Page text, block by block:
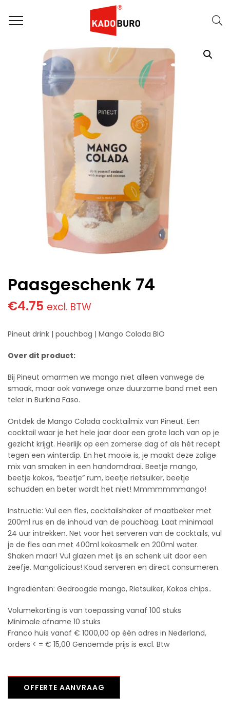
Home Paasgeschenken Paasgeschenk 74
Paasgeschenk 74
€4.75 excl. BTW
Pineut drink | pouchbag | Mango Colada BIO
Over dit product:
Bij Pineut omarmen we mango niet alleen vanwege de
smaak, maar ook vanwege onze duurzame band met een
teler in Burkina Faso.
Ontdek de Mango Colada cocktailmix van Pineut. Een
cocktail waar je het hele jaar door een grote lach van op je
gezicht krijgt. Heerlijk op een zomerse dag of als hét recept
tegen een winterdip. En het mooie is, je maakt deze zalige
mix van smaken in een handomdraai. Beetje mango,
beetje kokos, “beetje” rum, beetje rietsuiker, beetje
schudden en beter wordt het niet! Mmmmmmmango!
Instructie: Vul een fles, cocktailshaker of maatbeker met
200ml rus en de inhoud van de pouchbag. Laat minimaal
24 uur intrekken. Net voor het serveren van de cocktails, vul
je de fles aan met 400ml kokosmelk en 200ml water.
Shaken maar! Vul glazen met ijs en schenk uit door een
zeefje. Mangolicious! Koud serveren en direct consumeren.
Ingrediënten: Gedroogde mango, Rietsuiker, Kokos chips..
Volumekorting is van toepassing vanaf 100 stuks
Minimale afname 10 stuks
Franco huis vanaf € 1000,00 op één adres in Nederland,
orders < = € 15,00 Genoemde prijs is excl. Btw
OFFERTE AANVRAAG